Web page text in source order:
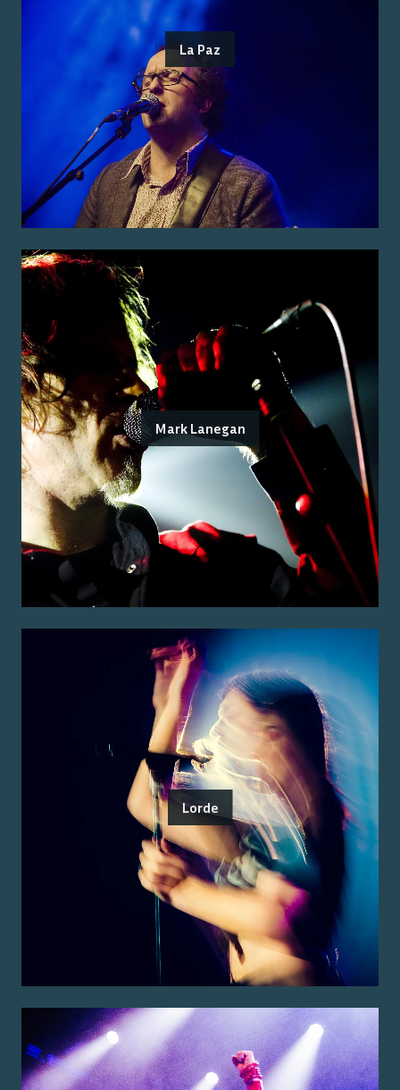
La Paz
Mark Lanegan
Lorde